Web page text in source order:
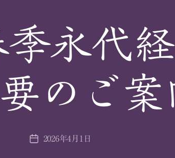
永代
のご案
投
2026年4月1日